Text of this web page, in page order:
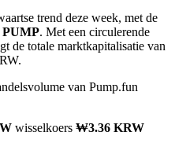
edelmetalen en grondstoffen
trend deze week, met de
. Met een circulerende
de totale marktkapitalisatie van
van Pump.fun
wisselkoers ₩3.36 KRW